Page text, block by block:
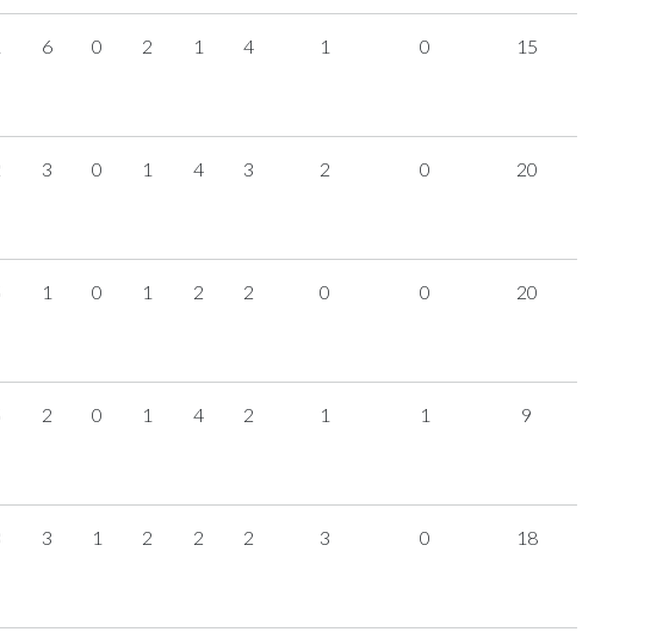
6 0 2 1 4 1 0 15
3 0 1 4 3 2 0 20
1 0 1 2 2 0 0 20
2 0 1 4 2 1 1 9
3 1 2 2 2 3 0 18